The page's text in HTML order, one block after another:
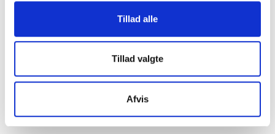
Tillad alle
Tillad valgte
Afvis
have overblik over hvad du har på dit lager og ved
hvornår du skal købe nyt. Samtidig er det let at tage
plasticrør og er det metal kan du bruge en gaffeltruck
til at komme ind under grenene.